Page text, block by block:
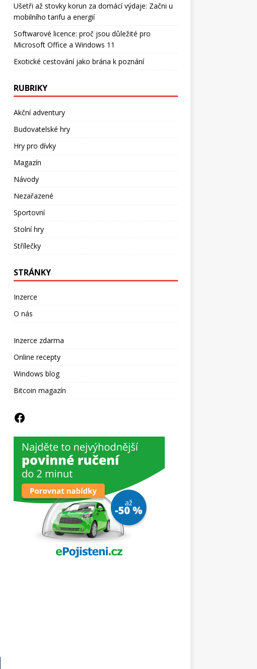
Ušetři až stovky korun za domácí výdaje: Začni u
mobilního tarifu a energií
Softwarové licence: proč jsou důležité pro
Microsoft Office a Windows 11
Exotické cestování jako brána k poznání
RUBRIKY
Akční adventury
Budovatelské hry
Hry pro dívky
Magazín
Návody
Nezařazené
Sportovní
Stolní hry
Střílečky
STRÁNKY
Inzerce
O nás
Inzerce zdarma
Online recepty
Windows blog
Bitcoin magazín